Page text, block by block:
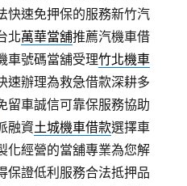
快速免押保的服務新竹汽
北萬華當舖推薦汽機車借
車號碼當舖受理竹北機車
速辦理為救急借款深耕多
留車誠信可靠保服務協助
融資土城機車借款選擇車
化經營的當舖專業為您解
保證低利服務合法抵押品